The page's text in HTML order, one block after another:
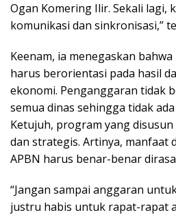
Ogan Komering Ilir. Sekali lagi,
komunikasi dan sinkronisasi,”
Keenam, ia menegaskan
harus berorientasi pada hasil
ekonomi. Penganggaran tidak
semua dinas sehingga tidak
Ketujuh, program yang
dan strategis. Artinya, manfaat
APBN harus benar-benar
“Jangan sampai anggaran
justru habis untuk rapat-rapat